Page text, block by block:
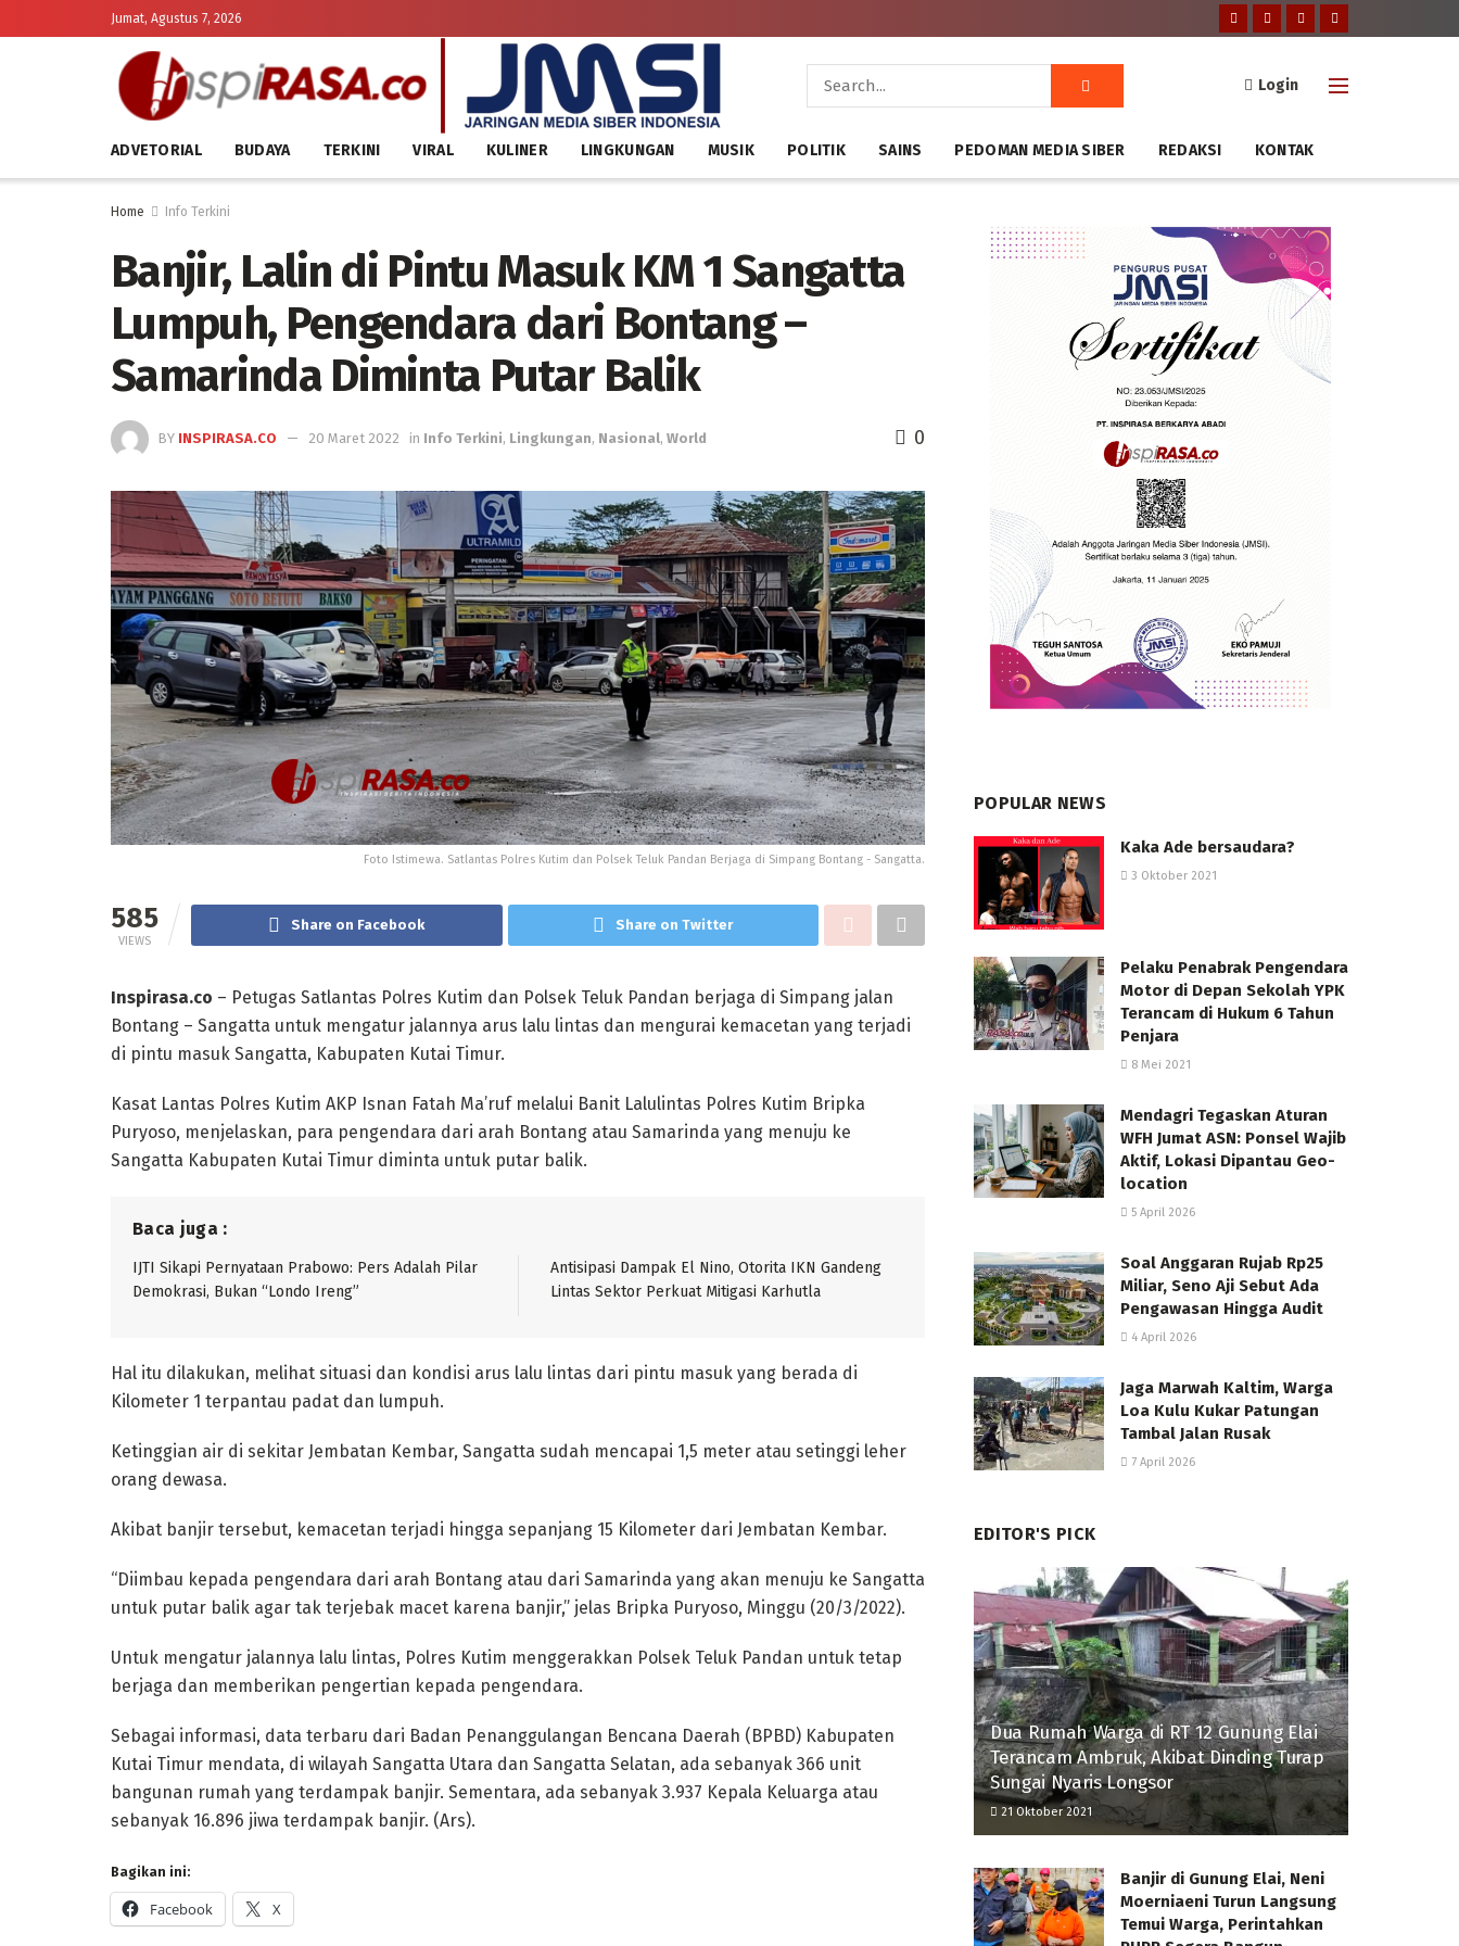
Jumat, Agustus 7, 2026
Login
ADVETORIAL BUDAYA TERKINI VIRAL KULINER LINGKUNGAN MUSIK POLITIK SAINS PEDOMAN MEDIA SIBER REDAKSI KONTAK
Home Info Terkini
Banjir, Lalin di Pintu Masuk KM 1 Sangatta
Lumpuh, Pengendara dari Bontang –
Samarinda Diminta Putar Balik
BY INSPIRASA.CO 20 Maret 2022 in Info Terkini, Lingkungan, Nasional, World 0
Foto Istimewa. Satlantas Polres Kutim dan Polsek Teluk Pandan Berjaga di Simpang Bontang - Sangatta.
585
VIEWS
Share on Facebook Share on Twitter
Inspirasa.co – Petugas Satlantas Polres Kutim dan Polsek Teluk Pandan berjaga di Simpang jalan
Bontang – Sangatta untuk mengatur jalannya arus lalu lintas dan mengurai kemacetan yang terjadi
di pintu masuk Sangatta, Kabupaten Kutai Timur.
Kasat Lantas Polres Kutim AKP Isnan Fatah Ma’ruf melalui Banit Lalulintas Polres Kutim Bripka
Puryoso, menjelaskan, para pengendara dari arah Bontang atau Samarinda yang menuju ke
Sangatta Kabupaten Kutai Timur diminta untuk putar balik.
Baca juga :
IJTI Sikapi Pernyataan Prabowo: Pers Adalah Pilar
Demokrasi, Bukan “Londo Ireng”
Antisipasi Dampak El Nino, Otorita IKN Gandeng
Lintas Sektor Perkuat Mitigasi Karhutla
Hal itu dilakukan, melihat situasi dan kondisi arus lalu lintas dari pintu masuk yang berada di
Kilometer 1 terpantau padat dan lumpuh.
Ketinggian air di sekitar Jembatan Kembar, Sangatta sudah mencapai 1,5 meter atau setinggi leher
orang dewasa.
Akibat banjir tersebut, kemacetan terjadi hingga sepanjang 15 Kilometer dari Jembatan Kembar.
“Diimbau kepada pengendara dari arah Bontang atau dari Samarinda yang akan menuju ke Sangatta
untuk putar balik agar tak terjebak macet karena banjir,” jelas Bripka Puryoso, Minggu (20/3/2022).
Untuk mengatur jalannya lalu lintas, Polres Kutim menggerakkan Polsek Teluk Pandan untuk tetap
berjaga dan memberikan pengertian kepada pengendara.
Sebagai informasi, data terbaru dari Badan Penanggulangan Bencana Daerah (BPBD) Kabupaten
Kutai Timur mendata, di wilayah Sangatta Utara dan Sangatta Selatan, ada sebanyak 366 unit
bangunan rumah yang terdampak banjir. Sementara, ada sebanyak 3.937 Kepala Keluarga atau
sebanyak 16.896 jiwa terdampak banjir. (Ars).
Bagikan ini:
Facebook X
POPULAR NEWS
Kaka Ade bersaudara?
3 Oktober 2021
Pelaku Penabrak Pengendara
Motor di Depan Sekolah YPK
Terancam di Hukum 6 Tahun
Penjara
8 Mei 2021
Mendagri Tegaskan Aturan
WFH Jumat ASN: Ponsel Wajib
Aktif, Lokasi Dipantau Geo-
location
5 April 2026
Soal Anggaran Rujab Rp25
Miliar, Seno Aji Sebut Ada
Pengawasan Hingga Audit
4 April 2026
Jaga Marwah Kaltim, Warga
Loa Kulu Kukar Patungan
Tambal Jalan Rusak
7 April 2026
EDITOR'S PICK
Dua Rumah Warga di RT 12 Gunung Elai
Terancam Ambruk, Akibat Dinding Turap
Sungai Nyaris Longsor
21 Oktober 2021
Banjir di Gunung Elai, Neni
Moerniaeni Turun Langsung
Temui Warga, Perintahkan